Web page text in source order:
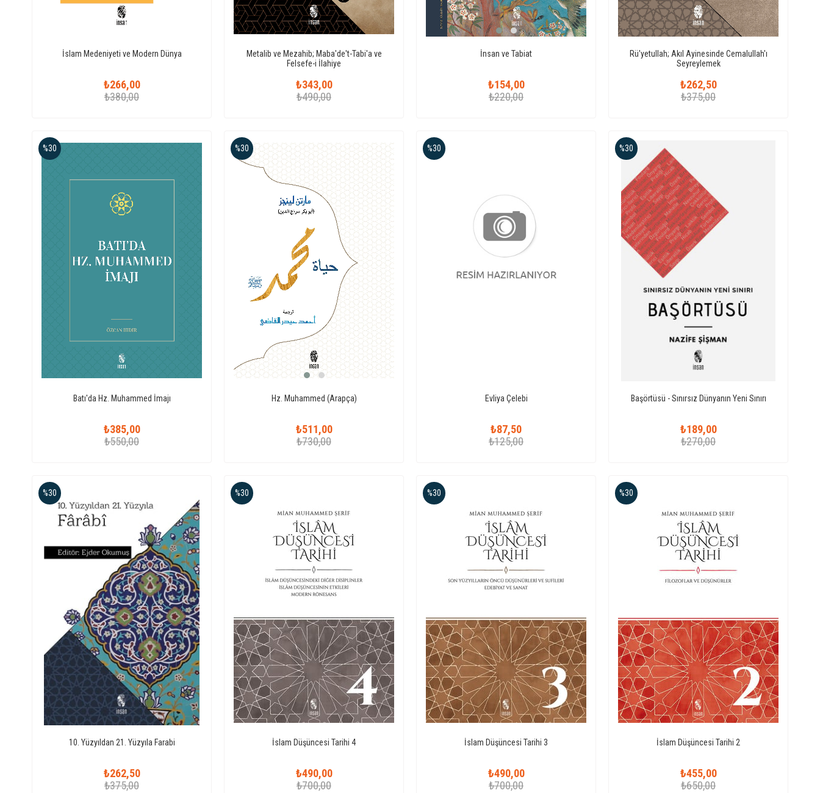
İslam Medeniyeti ve Modern Dünya
₺266,00
₺380,00
Metalib ve Mezahib; Maba'de't-Tabi'a ve
Felsefe-i İlahiye
₺343,00
₺490,00
İnsan ve Tabiat
₺154,00
₺220,00
Rü'yetullah; Akıl Ayinesinde Cemalullah'ı
Seyreylemek
₺262,50
₺375,00
Batı'da Hz. Muhammed İmajı
₺385,00
₺550,00
%30
Hz. Muhammed (Arapça)
₺511,00
₺730,00
%30
Evliya Çelebi
₺87,50
₺125,00
%30
Başörtüsü - Sınırsız Dünyanın Yeni Sınırı
₺189,00
₺270,00
%30
10. Yüzyıldan 21. Yüzyıla Farabi
₺262,50
₺375,00
%30
İslam Düşüncesi Tarihi 4
₺490,00
₺700,00
%30
İslam Düşüncesi Tarihi 3
₺490,00
₺700,00
%30
İslam Düşüncesi Tarihi 2
₺455,00
₺650,00
%30